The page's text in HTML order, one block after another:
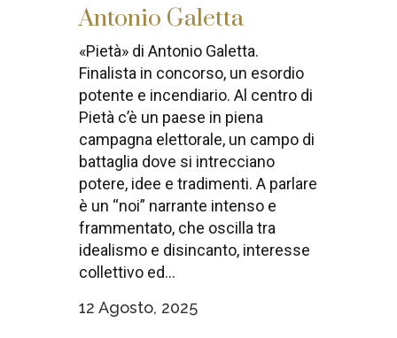
Antonio Galetta
«Pietà» di Antonio Galetta.
Finalista in concorso, un esordio
potente e incendiario. Al centro di
Pietà c’è un paese in piena
campagna elettorale, un campo di
battaglia dove si intrecciano
potere, idee e tradimenti. A parlare
è un “noi” narrante intenso e
frammentato, che oscilla tra
idealismo e disincanto, interesse
collettivo ed...
12 Agosto, 2025